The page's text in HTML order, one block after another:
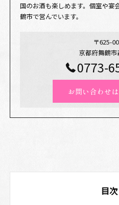
国のお酒も楽しめます。個室や宴
鶴市で営んでいます。
〒625-
京都府舞鶴市
0773-
お問い合わせ
目次